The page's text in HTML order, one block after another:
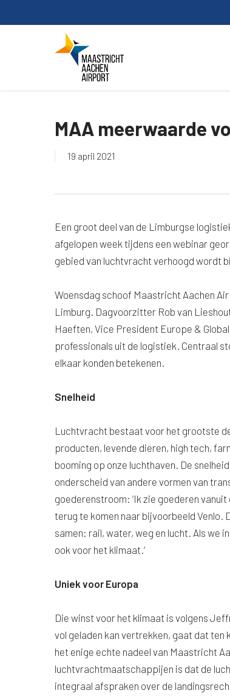
to
MAA meerwaarde
19 april 2021
Een groot deel van de Limburgse
afgelopen week tijdens een webinar
gebied van luchtvracht verhoogd wordt
Woensdag schoof Maastricht Aachen
Limburg. Dagvoorzitter Rob van
Haeften, Vice President Europe &
professionals uit de logistiek. Centraal
elkaar konden betekenen.
Snelheid
Luchtvracht bestaat voor het grootste
producten, levende dieren, high tech,
booming op onze luchthaven. De
onderscheid van andere vormen van
goederenstroom: ‘Ik zie goederen
terug te komen naar bijvoorbeeld Venlo.
samen: rail, water, weg en lucht. Als we
ook voor het klimaat.’
Uniek voor Europa
Die winst voor het klimaat is volgens
vol geladen kan vertrekken, gaat dat ten
het enige echte nadeel van Maastricht
luchtvrachtmaatschappijen is dat de
integraal afspraken over de